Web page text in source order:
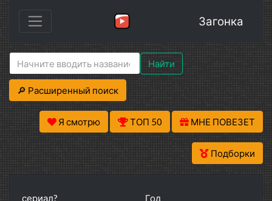
Загонка
Найти
🔎 Расширенный поиск
Я смотрю ТОП 50 МНЕ ПОВЕЗЕТ
Подборки
сериал? Год